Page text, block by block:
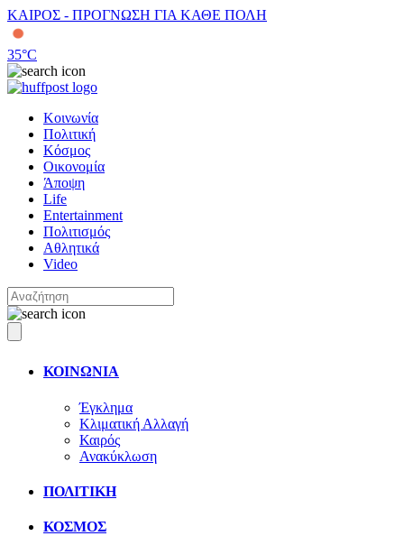
ΚΑΙΡΟΣ - ΠΡΟΓΝΩΣΗ ΓΙΑ ΚΑΘΕ ΠΟΛΗ
35°C
Κοινωνία
Πολιτική
Κόσμος
Οικονομία
Άποψη
Life
Entertainment
Πολιτισμός
Αθλητικά
Video
ΚΟΙΝΩΝΙΑ
Έγκλημα
Κλιματική Αλλαγή
Καιρός
Ανακύκλωση
ΠΟΛΙΤΙΚΗ
ΚΟΣΜΟΣ